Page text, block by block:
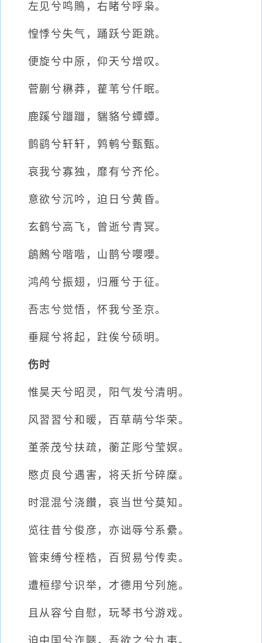
左见兮鸣鵙，右睹兮呼枭。
惶悸兮失气，踊跃兮距跳。
便旋兮中原，仰天兮增叹。
菅蒯兮楙莽，雚苇兮仟眠。
鹿蹊兮躖躖，貒貉兮蟫蟫。
鹯鹞兮轩轩，鹑鹌兮甄甄。
哀我兮寡独，靡有兮齐伦。
意欲兮沉吟，迫日兮黄昏。
玄鹤兮高飞，曾逝兮青冥。
鶬鶊兮喈喈，山鹊兮嚶嚶。
鸿鸬兮振翅，归雁兮于征。
吾志兮觉悟，怀我兮圣京。
垂屣兮将起，跓俟兮硕明。
伤时
惟昊天兮昭灵，阳气发兮清明。
风習習兮和暖，百草萌兮华荣。
堇荼茂兮扶疏，蘅芷彫兮莹嫇。
愍贞良兮遇害，将夭折兮碎糜。
时混混兮浇饡，哀当世兮莫知。
览往昔兮俊彦，亦诎辱兮系纍。
管束缚兮桎梏，百贸易兮传卖。
遭桓缪兮识举，才德用兮列施。
且从容兮自慰，玩琴书兮游戏。
迫中国兮迮陿，吾欲之兮九夷。